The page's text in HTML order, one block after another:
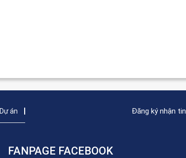
Dự án Đăng ký nhận tin
FANPAGE FACEBOOK